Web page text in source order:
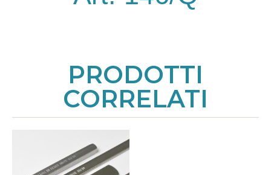
PRODOTTI
CORRELATI